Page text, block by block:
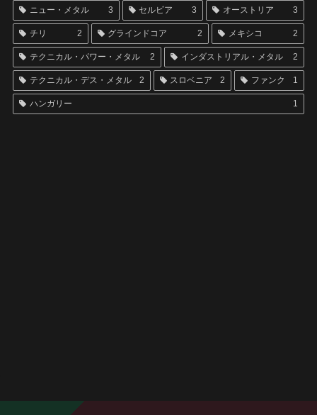
ニュー・メタル 3 セルビア 3 オーストリア 3
チリ 2 グラインドコア 2 メキシコ 2
テクニカル・パワー・メタル 2 インダストリアル・メタル 2
テクニカル・デス・メタル 2 スロベニア 2 ファンク 1
ハンガリー 1